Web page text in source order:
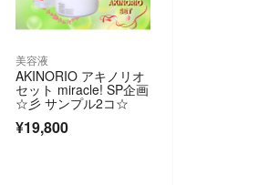
美容液
AKINORIO アキノリオ
セット miracle! SP企画
☆彡 サンプル2コ☆
¥19,800